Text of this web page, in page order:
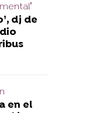
dj de
en el